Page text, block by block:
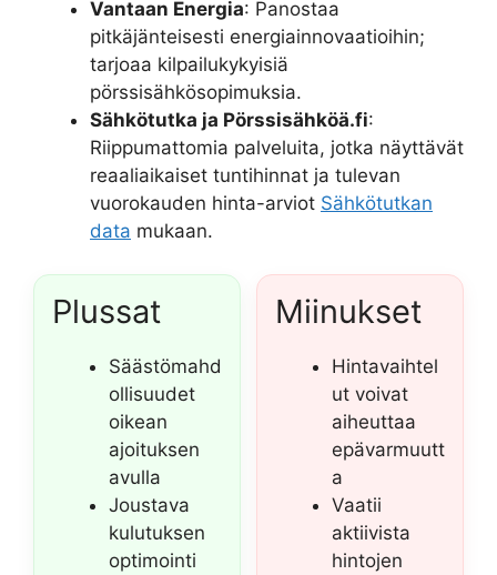
Vantaan Energia: Panostaa
pitkäjänteisesti energiainnovaatioihin;
tarjoaa kilpailukykyisiä
pörssisähkösopimuksia.
Sähkötutka ja Pörssisähköä.fi:
Riippumattomia palveluita, jotka näyttävät
reaaliaikaiset tuntihinnat ja tulevan
vuorokauden hinta-arviot Sähkötutkan
data mukaan.
Plussat
Säästömahd
ollisuudet
oikean
ajoituksen
avulla
Joustava
kulutuksen
optimointi
Miinukset
Hintavaihtel
ut voivat
aiheuttaa
epävarmuutt
a
Vaatii
aktiivista
hintojen